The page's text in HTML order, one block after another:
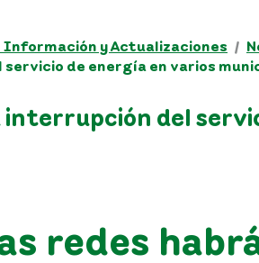
y Actualizaciones
de energía en varios
del
redes